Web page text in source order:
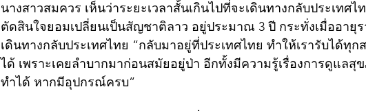
นางสาวสมควร เห็นว่าระยะเวลาสั้นเกินไปที่จะเดินทางกลับประเทศไ
ตัดสินใจยอมเปลี่ยนเป็นสัญชาติลาว อยู่ประมาณ 3 ปี กระทั่งเมื่ออายุร
เดินทางกลับประเทศไทย “กลับมาอยู่ที่ประเทศไทย ทำให้เรารับได้ทุ
ได้ เพราะเคยลำบากมาก่อนสมัยอยู่ป่า อีกทั้งมีความรู้เรื่องการดูแลสุ
ทำได้ หากมีอุปกรณ์ครบ”